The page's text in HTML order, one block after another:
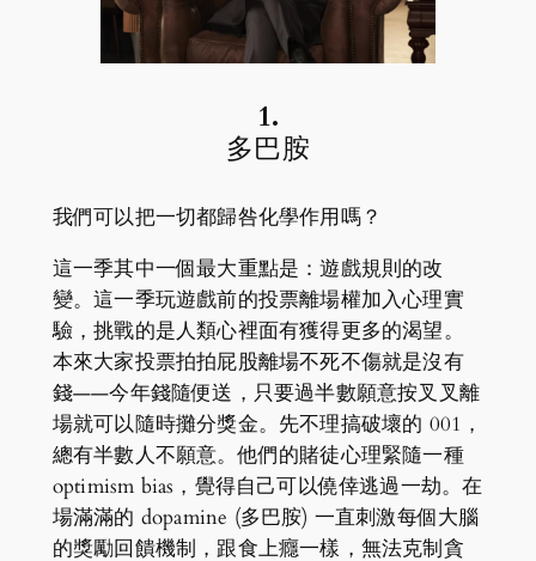
1.
多巴胺
我們可以把一切都歸咎化學作用嗎？
這一季其中一個最大重點是：遊戲規則的改
變。這一季玩遊戲前的投票離場權加入心理實
驗，挑戰的是人類心裡面有獲得更多的渴望。
本來大家投票拍拍屁股離場不死不傷就是沒有
錢——今年錢隨便送，只要過半數願意按叉叉離
場就可以隨時攤分獎金。先不理搞破壞的 001，
總有半數人不願意。他們的賭徒心理緊隨一種
optimism bias，覺得自己可以僥倖逃過一劫。在
場滿滿的 dopamine (多巴胺) 一直刺激每個大腦
的獎勵回饋機制，跟食上癮一樣，無法克制貪